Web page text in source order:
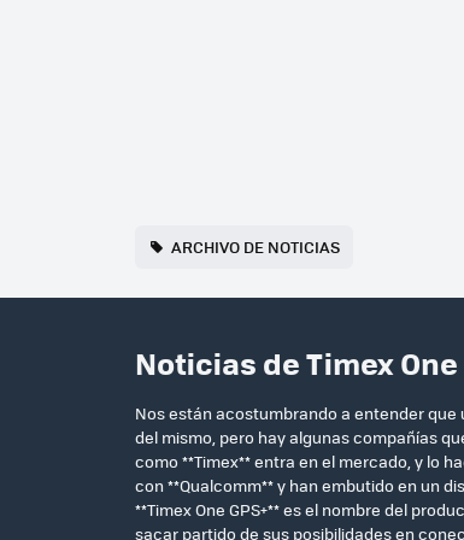
ARCHIVO DE NOTICIAS
Noticias de Timex One
Nos están acostumbrando a entender
del mismo, pero hay algunas compañías
como **Timex** entra en el mercado, y lo
con **Qualcomm** y han embutido en un
**Timex One GPS+** es el nombre del
sacar partido de sus posibilidades en